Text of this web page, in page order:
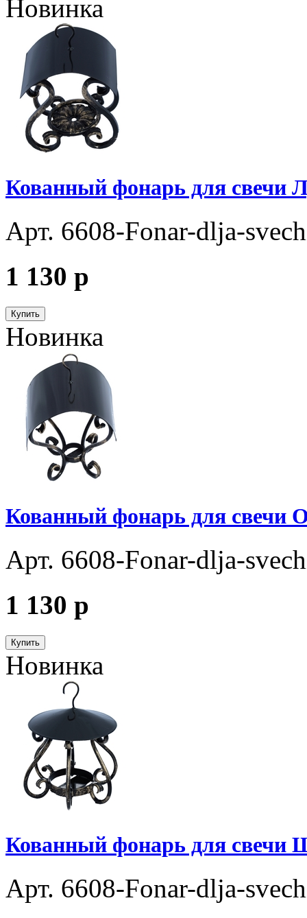
Новинка
Кованный фонарь для свечи
Арт. 6608-Fonar-dlja-
1 130 p
Купить
Новинка
Кованный фонарь для свечи
Арт. 6608-Fonar-dlja-
1 130 p
Купить
Новинка
Кованный фонарь для свечи
Арт. 6608-Fonar-dlja-